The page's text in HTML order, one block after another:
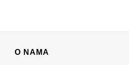
O NAMA